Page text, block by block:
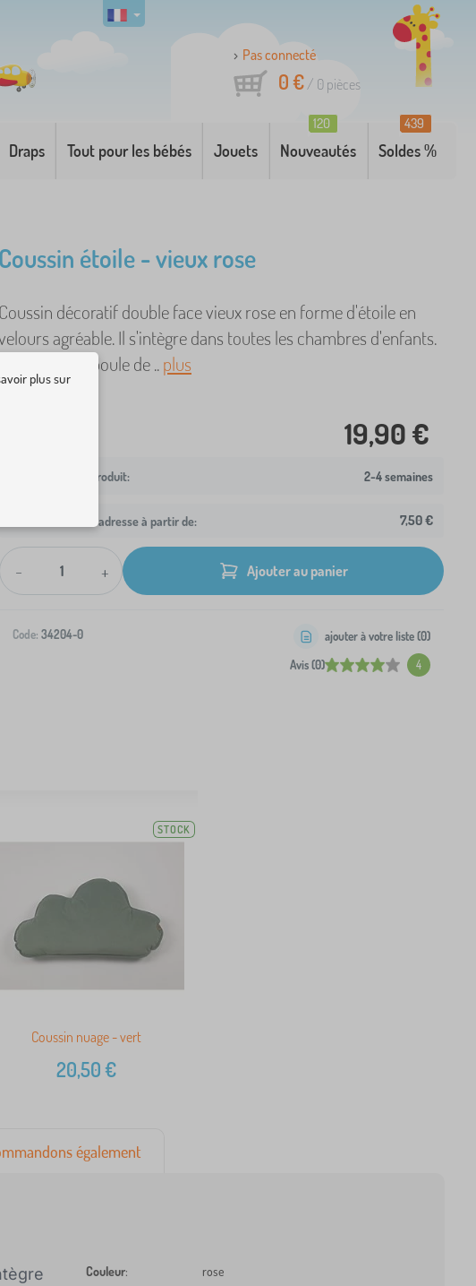
Pas connecté
0 €/ 0 pièces
Draps Tout pour les bébés Jouets Nouveautés
120
Soldes %
439
Coussin étoile - vieux rose
Coussin décoratif double face vieux rose en forme d'étoile en
agréable. Il s'intègre dans toutes les chambres d'enfants.
Rempli d'une boule de ..plus
19,90 €
2-4 semaines
Livraison à votre adresse à partir de: 7,50 €
- + Ajouter au panier
Code: 34204-0
Avis (0) 4
ajouter à votre liste (0)
STOCK
Coussin nuage - vert
20,50€
également
Couleur: rose
plus sur